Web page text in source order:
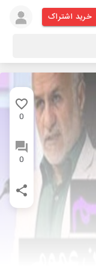
خرید اشتراک
0
0